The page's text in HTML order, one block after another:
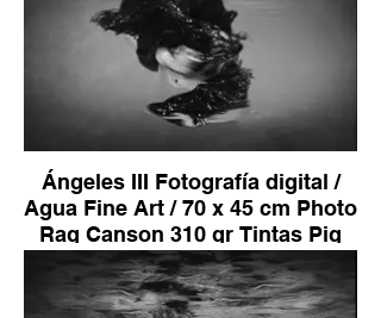
Ángeles III Fotografía digital /
Agua Fine Art / 70 x 45 cm Photo
Rag Canson 310 gr Tintas Pig
sobre Dibond Aluminio Bastidor
de Madera Edición de 10 1.800 €